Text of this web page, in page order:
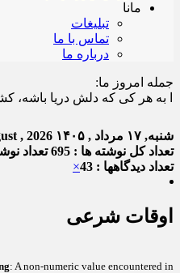
مانا
تبلیغات
تماس با ما
درباره ما
جمله امروز ما:
هر کی که دلش دریا باشه، کشتی
شنبه, ۱۷ مرداد , ۱۴۰۵ , 2026
تعداد کل نوشته ها : 695
تعداد
تعداد دیدگاهها : 43
×
اوقات شرعی
: A non-numeric value encountered in